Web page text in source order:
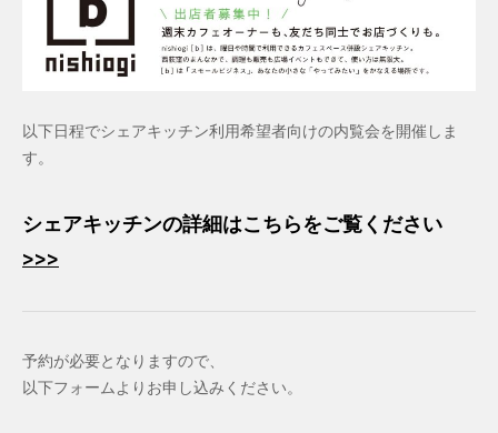
以下日程でシェアキッチン利用希望者向けの内覧会を開催しま
す。
シェアキッチンの詳細はこちらをご覧ください
>>>
予約が必要となりますので、
以下フォームよりお申し込みください。